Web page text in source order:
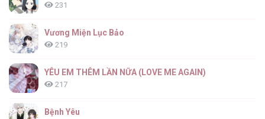
231
Vương Miện Lục Bảo
219
YÊU EM THÊM LẦN NỮA (LOVE ME AGAIN)
217
Bệnh Yêu